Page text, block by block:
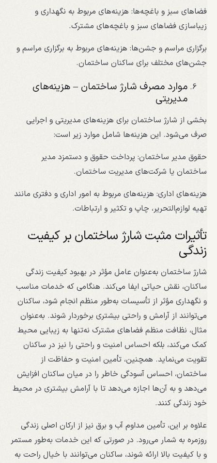
فضاهای سبز و باغچه‌ها: هزینه‌های مربوط به نگهداری و
زیباسازی فضاهای سبز و باغچه‌های مشترک.
برگزاری مراسم و جشن‌ها: هزینه‌های مربوط به برگزاری مراسم و
جشن‌های مختلف برای ساکنان ساختمان.
موارد مصرف شارژ ساختمان – هزینه‌های
مدیریتی
بخشی از شارژ ساختمان برای هزینه‌های مدیریتی و اجرایی
صرف می‌شود. این هزینه‌ها شامل موارد زیر است:
حقوق مدیر ساختمان: پرداخت حقوق و دستمزد مدیر
ساختمان یا شرکت‌های مدیریت ساختمان.
هزینه‌های اداری: هزینه‌های مربوط به امور اداری و دفتری مانند
تهیه لوازم‌التحریر، چاپ و تکثیر و ارتباطات.
تأثیرات مثبت شارژ ساختمان بر کیفیت
زندگی
شارژ ساختمان به‌عنوان عامل مؤثر در بهبود کیفیت زندگی
ساکنان، نقش حیاتی ایفا می‌کند. هنگامی که خدمات مناسب
و نگهداری مؤثر از تأسیسات به‌طور منظم انجام شود، ساکنان
می‌توانند از آرامش و راحتی بیشتری برخوردار شوند. به‌عنوان
مثال، نظافت منظم فضاهای مشترک نه‌تنها به زیبایی محیط
کمک می‌کند، بلکه احساس امنیت و راحتی را نیز در ساکنان
تقویت می‌نماید. همچنین، تأمین امنیت و حفاظت از
ساختمان، احساس آسودگی خاطر را در میان ساکنان افزایش
می‌دهد و به آن‌ها اجازه می‌دهد تا با آرامش بیشتری در محیط
خود زندگی کنند.
علاوه بر این، تأمین مداوم آب و برق نیز از ارکان اصلی زندگی
روزمره به شمار می‌رود. در صورتی که این خدمات به‌طور مستمر
و با کیفیت بالا ارائه شوند، ساکنان می‌توانند با خیال راحت به